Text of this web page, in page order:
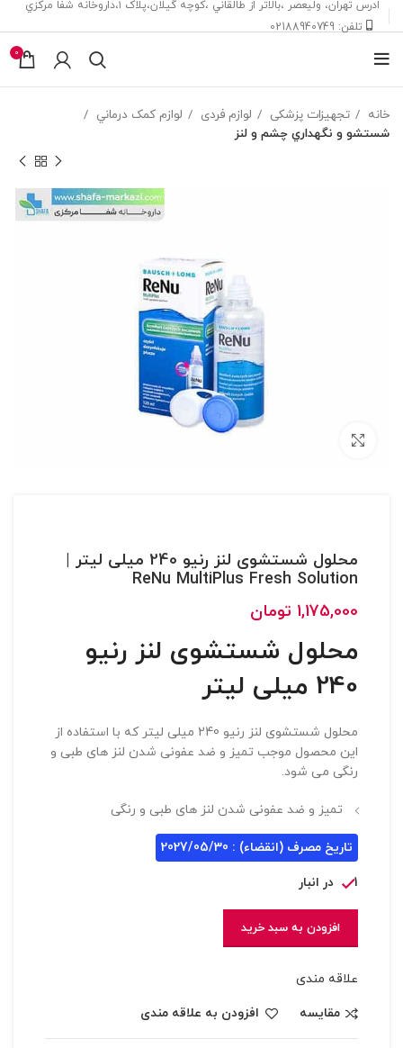
ادرس تهران، ‎وليعصر ،بالاتر از طالقاني ،كوچه گيلان،پلاک ۱،داروخانه شفا مركزي
تلفن: 02188940749
0
خانه تجهیزات پزشکی لوازم فردی
لوازم کمک درماني
شستشو و نگهداري چشم و لنز
محلول شستشوی لنز رنیو 240 میلی لیتر |
ReNu MultiPlus Fresh Solution
1,175,000 تومان
محلول شستشوی لنز رنیو
240 میلی لیتر
محلول شستشوی لنز رنیو 240 میلی لیتر که با استفاده از
این محصول موجب تمیز و ضد عفونی شدن لنز های طبی و
رنگی می شود.
تمیز و ضد عفونی شدن لنز های طبی و رنگی
تاریخ مصرف (انقضاء) : 2027/05/30
1 در انبار
افزودن به سبد خرید
علاقه مندی
مقایسه
افزودن به علاقه مندی